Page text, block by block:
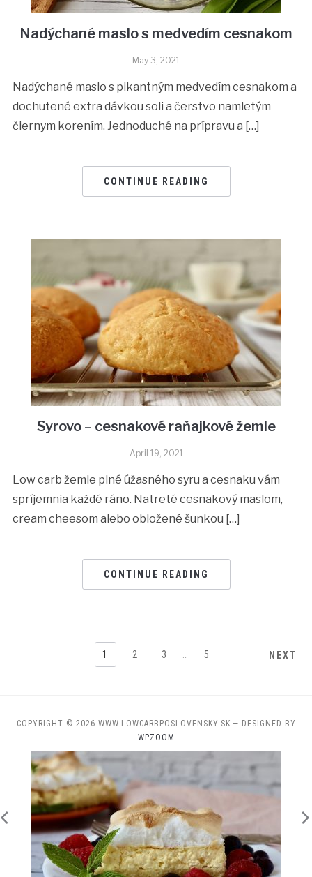
Nadýchané maslo s medvedím cesnakom
May 3, 2021
Nadýchané maslo s pikantným medvedím cesnakom a
dochutené extra dávkou soli a čerstvo namletým
čiernym korením. Jednoduché na prípravu a […]
CONTINUE READING
Syrovo – cesnakové raňajkové žemle
April 19, 2021
Low carb žemle plné úžasného syru a cesnaku vám
spríjemnia každé ráno. Natreté cesnakový maslom,
cream cheesom alebo obložené šunkou […]
CONTINUE READING
1 2 3 5 NEXT
COPYRIGHT © 2026 WWW.LOWCARBPOSLOVENSKY.SK — DESIGNED BY
WPZOOM